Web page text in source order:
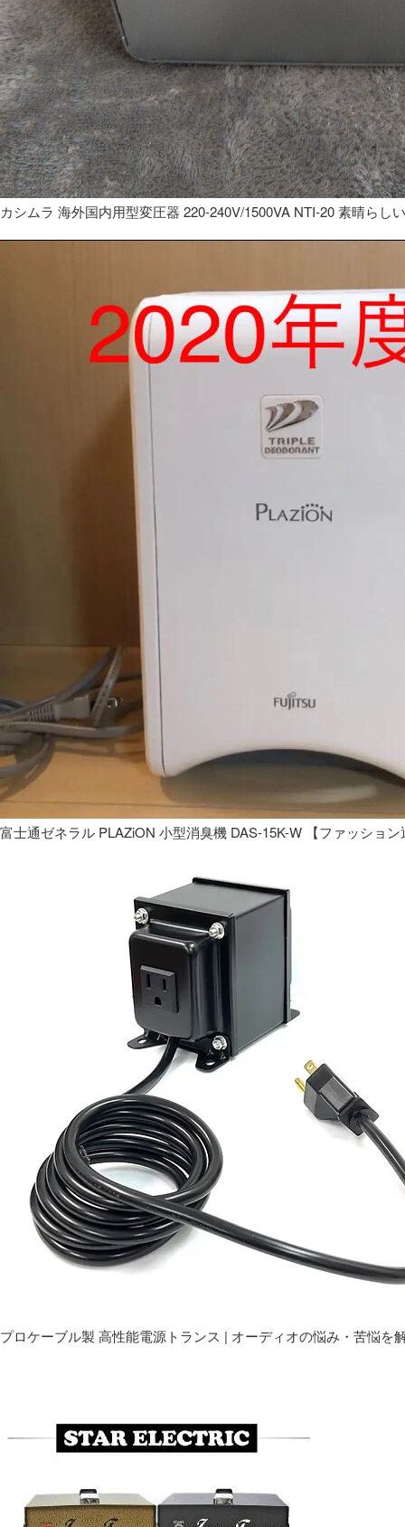
カシムラ 海外国内用型変圧器 220-240V/1500VA NTI-20 素晴らし
富士通ゼネラル PLAZiON 小型消臭機 DAS-15K-W 【ファッション
プロケーブル製 高性能電源トランス | オーディオの悩み・苦悩を